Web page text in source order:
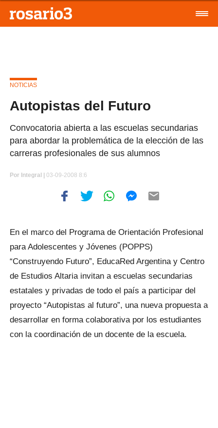
NOTICIAS
Autopistas del Futuro
Convocatoria abierta a las escuelas secundarias
para abordar la problemática de la elección de las
carreras profesionales de sus alumnos
Por Integral | 03-09-2008 8:6
En el marco del Programa de Orientación Profesional
para Adolescentes y Jóvenes (POPPS)
“Construyendo Futuro”, EducaRed Argentina y Centro
de Estudios Altaria invitan a escuelas secundarias
estatales y privadas de todo el país a participar del
proyecto “Autopistas al futuro”, una nueva propuesta a
desarrollar en forma colaborativa por los estudiantes
con la coordinación de un docente de la escuela.